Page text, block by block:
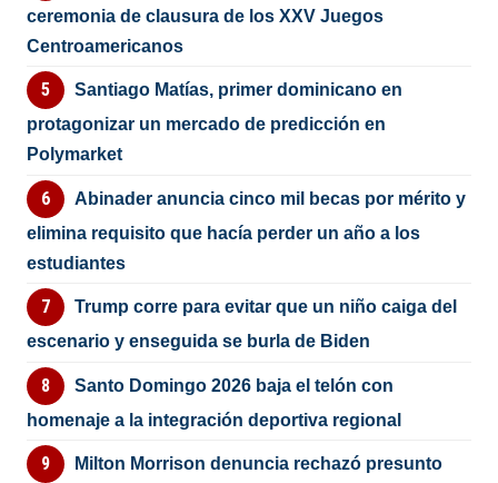
ceremonia de clausura de los XXV Juegos
Centroamericanos
Santiago Matías, primer dominicano en
protagonizar un mercado de predicción en
Polymarket
Abinader anuncia cinco mil becas por mérito y
elimina requisito que hacía perder un año a los
estudiantes
Trump corre para evitar que un niño caiga del
escenario y enseguida se burla de Biden
Santo Domingo 2026 baja el telón con
homenaje a la integración deportiva regional
Milton Morrison denuncia rechazó presunto